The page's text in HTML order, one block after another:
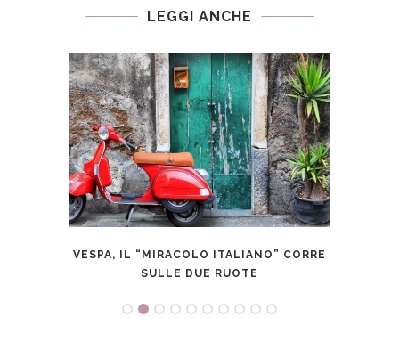
LEGGI ANCHE
VESPA, IL “MIRACOLO ITALIANO” CORRE
SULLE DUE RUOTE